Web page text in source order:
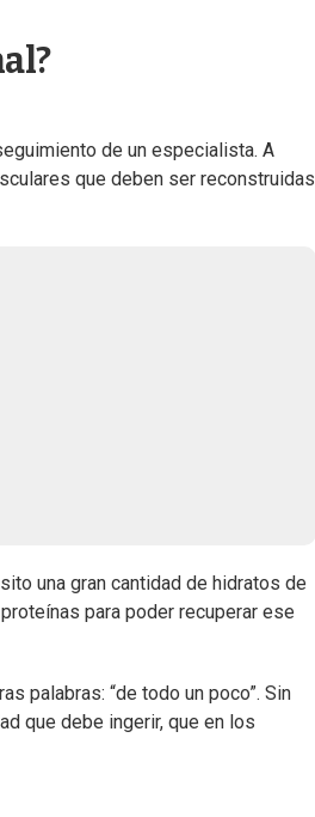
de un especialista. A
que deben ser reconstruidas
una gran cantidad de hidratos de
para poder recuperar ese
palabras: “de todo un poco”. Sin
que debe ingerir, que en los